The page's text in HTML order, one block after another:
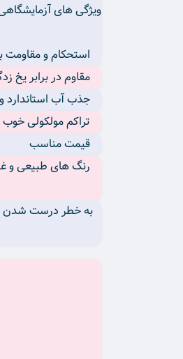
ویژگی های
استحکام و مقاومت
مقاوم در برابر یخ
جذب آب استاندارد و متناسب
تراکم مولکولی
قیمت مناسب
رنگ های طبیعی و
به خطر درست شدن